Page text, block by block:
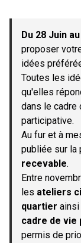
−
Du 28 Juin
proposer
idées
Toutes les
qu'elles
dans le cadre
participative.
Au fur et à
publiée sur la
recevable.
Entre
les ateliers
quartier ainsi
cadre de vie
permis de